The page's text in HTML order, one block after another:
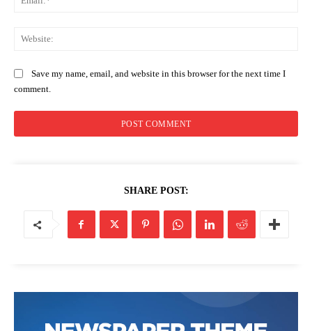
Save my name, email, and website in this browser for the next time I
comment.
SHARE POST: